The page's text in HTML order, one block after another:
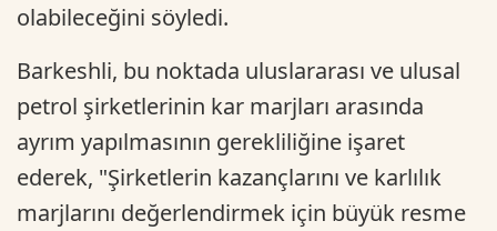
olabileceğini söyledi.
Barkeshli, bu noktada uluslararası ve ulusal
petrol şirketlerinin kar marjları arasında
ayrım yapılmasının gerekliliğine işaret
ederek, "Şirketlerin kazançlarını ve karlılık
marjlarını değerlendirmek için büyük resme